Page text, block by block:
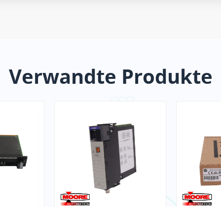
Verwandte Produkte